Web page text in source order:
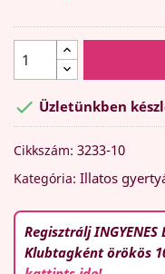
 Üzletünkben
Cikkszám: 3233-10
Kategória: Illatos
Regisztrálj
Klubtagként örökös